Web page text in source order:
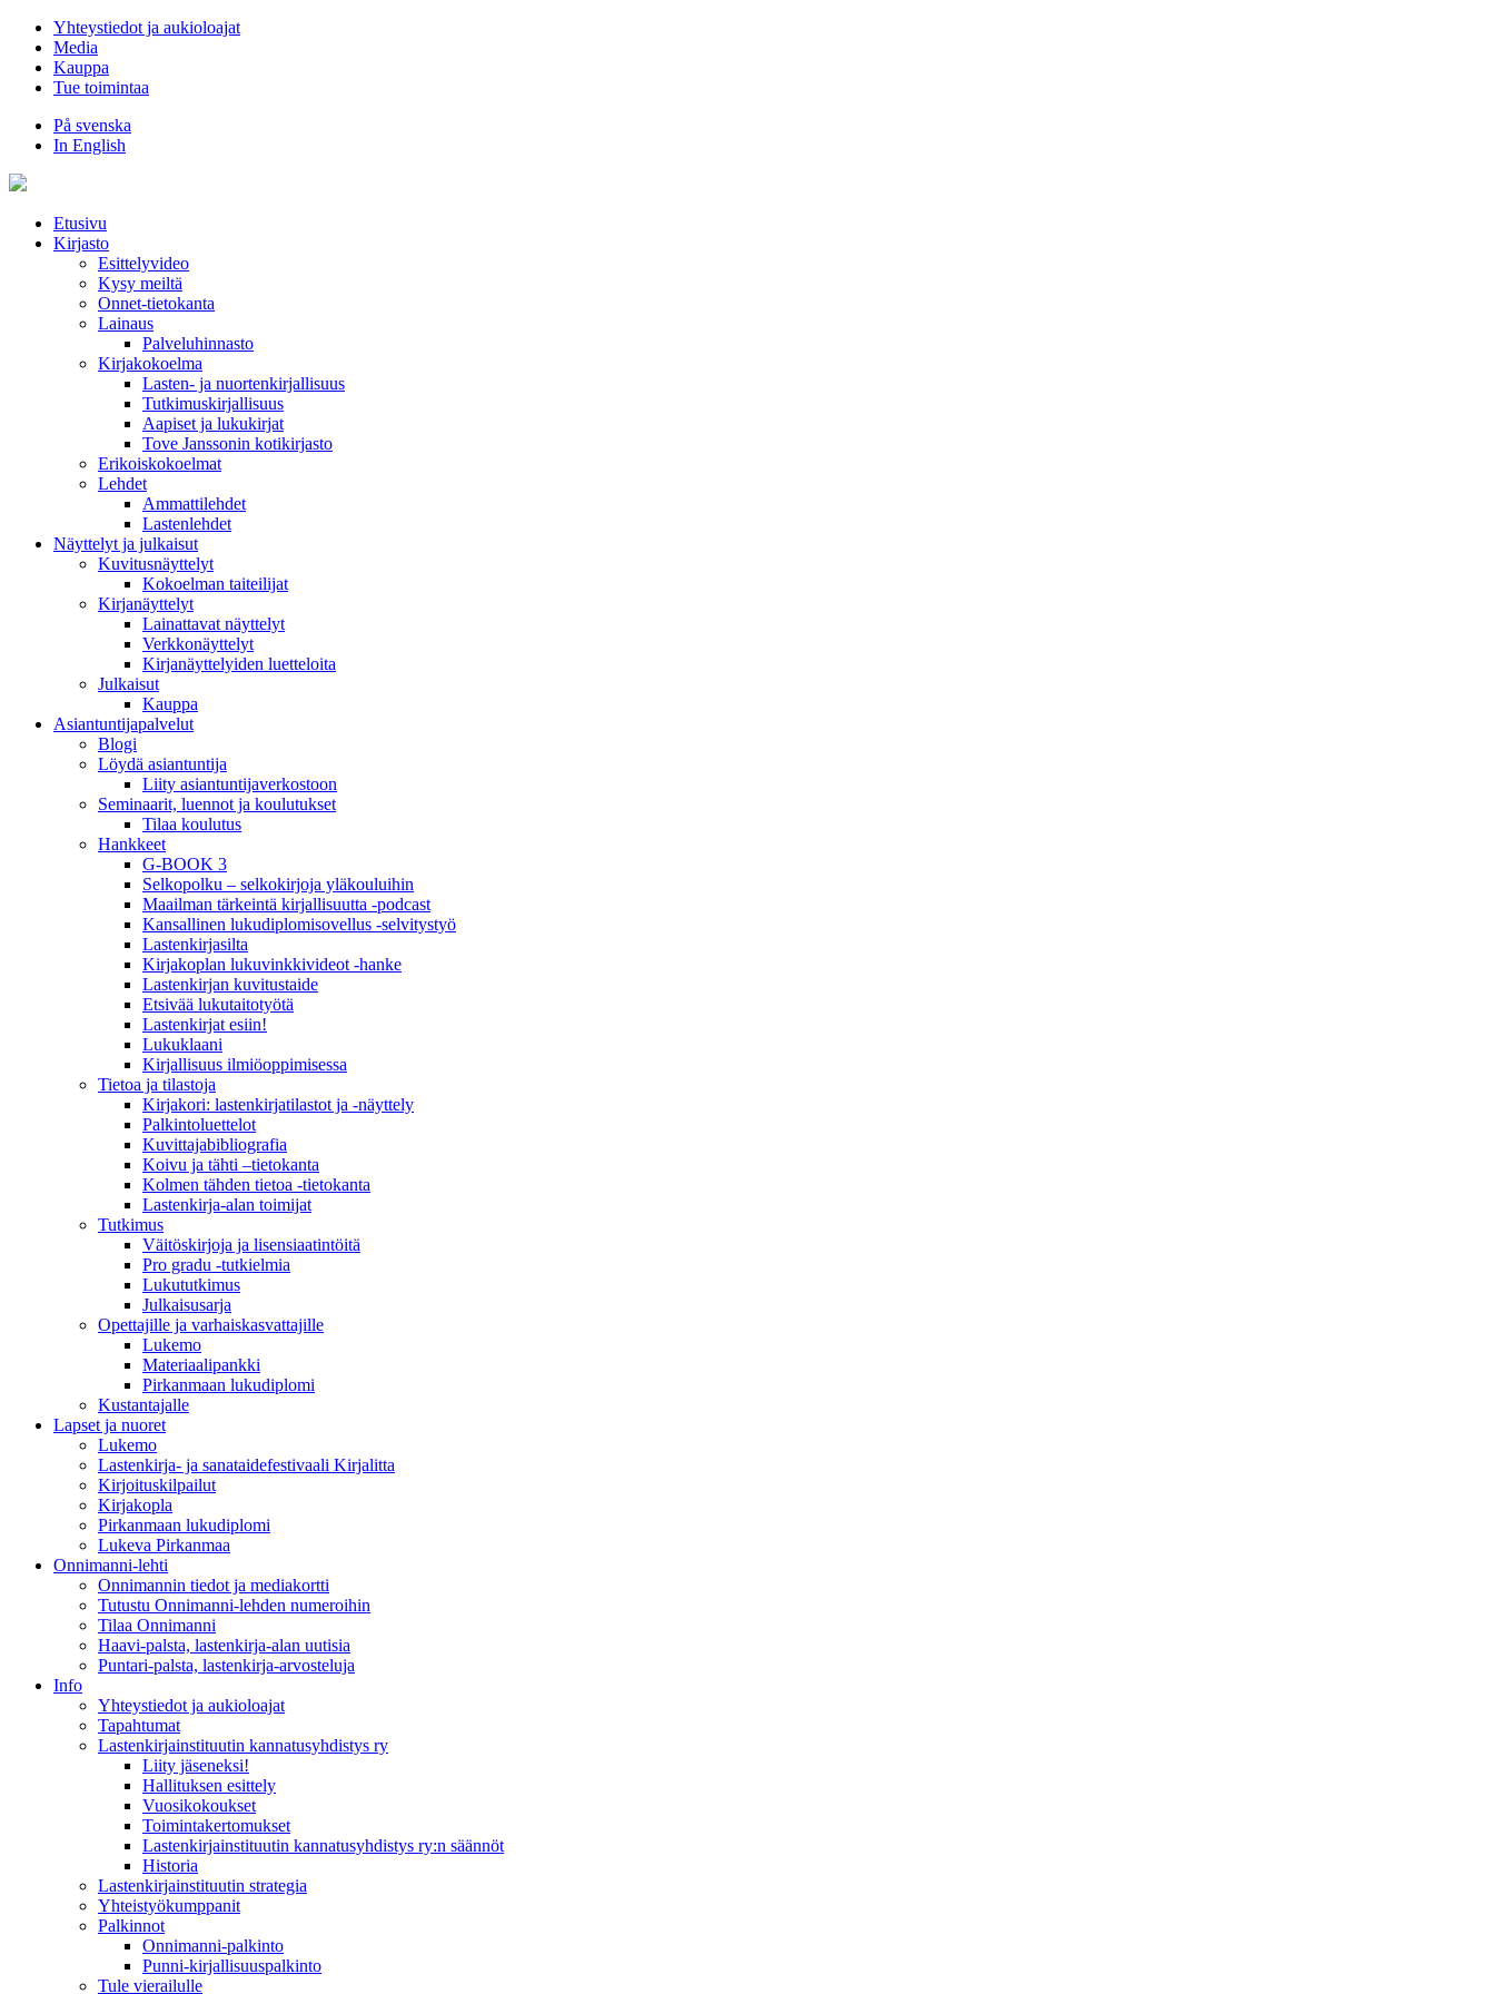
Hyppää
sisältöön
Yhteystiedot ja aukioloajat
Media
Kauppa
Tue toimintaa
På svenska
In English
Etusivu
Kirjasto
Esittelyvideo
Kysy meiltä
Onnet-tietokanta
Lainaus
Palveluhinnasto
Kirjakokoelma
Lasten- ja nuortenkirjallisuus
Tutkimuskirjallisuus
Aapiset ja lukukirjat
Tove Janssonin kotikirjasto
Erikoiskokoelmat
Lehdet
Ammattilehdet
Lastenlehdet
Näyttelyt ja julkaisut
Kuvitusnäyttelyt
Kokoelman taiteilijat
Kirjanäyttelyt
Lainattavat näyttelyt
Verkkonäyttelyt
Kirjanäyttelyiden luetteloita
Julkaisut
Kauppa
Asiantuntija­palvelut
Blogi
Löydä asiantuntija
Liity asiantuntijaverkostoon
Seminaarit, luennot ja koulutukset
Tilaa koulutus
Hankkeet
G-BOOK 3
Selkopolku – selkokirjoja yläkouluihin
Maailman tärkeintä kirjallisuutta -podcast
Kansallinen lukudiplomisovellus -selvitystyö
Lastenkirjasilta
Kirjakoplan lukuvinkkivideot -hanke
Lastenkirjan kuvitustaide
Etsivää lukutaitotyötä
Lastenkirjat esiin!
Lukuklaani
Kirjallisuus ilmiöoppimisessa
Tietoa ja tilastoja
Kirjakori: lastenkirjatilastot ja -näyttely
Palkintoluettelot
Kuvittaja­bibliografia
Koivu ja tähti –tietokanta
Kolmen tähden tietoa -tietokanta
Lastenkirja-alan toimijat
Tutkimus
Väitöskirjoja ja lisensiaatintöitä
Pro gradu -tutkielmia
Lukututkimus
Julkaisusarja
Opettajille ja varhaiskasvattajille
Lukemo
Materiaalipankki
Pirkanmaan lukudiplomi
Kustantajalle
Lapset ja nuoret
Lukemo
Lastenkirja- ja sanataidefestivaali Kirjalitta
Kirjoituskilpailut
Kirjakopla
Pirkanmaan lukudiplomi
Lukeva Pirkanmaa
Onnimanni-lehti
Onnimannin tiedot ja mediakortti
Tutustu Onnimanni-lehden numeroihin
Tilaa Onnimanni
Haavi-palsta, lastenkirja-alan uutisia
Puntari-palsta, lastenkirja-arvosteluja
Info
Yhteystiedot ja aukioloajat
Tapahtumat
Lastenkirjainstituutin kannatusyhdistys ry
Liity jäseneksi!
Hallituksen esittely
Vuosikokoukset
Toimintakertomukset
Lastenkirjainstituutin kannatusyhdistys ry:n säännöt
Historia
Lastenkirjainstituutin strategia
Yhteistyökumppanit
Palkinnot
Onnimanni-palkinto
Punni-kirjallisuuspalkinto
Tule vierailulle